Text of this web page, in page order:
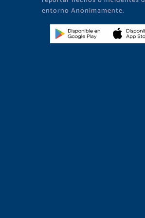
entorno Anónimamente.